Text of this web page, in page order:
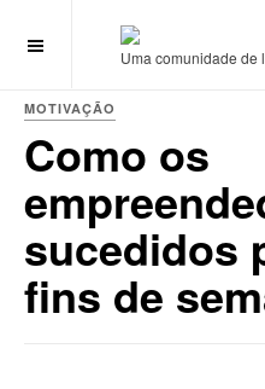
Uma comunidade de
MOTIVAÇÃO
Como os
sucedidos
fins de